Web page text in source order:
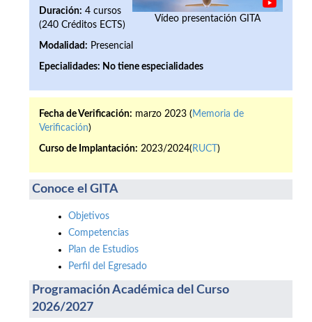
Vídeo presentación GITA
Duración: 4 cursos
(240 Créditos ECTS)
Modalidad: Presencial
Epecialidades: No tiene especialidades
Fecha de Verificación: marzo 2023 ( Memoria de
Verificación)
Curso de Implantación: 2023/2024( RUCT )
Conoce el GITA
Objetivos
Competencias
Plan de Estudios
Perfil del Egresado
Programación Académica del Curso
2026/2027